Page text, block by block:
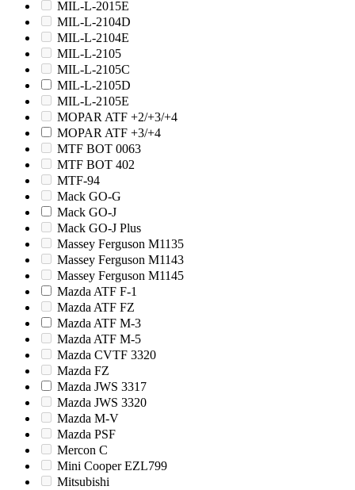
MIL-L-2015E
MIL-L-2104D
MIL-L-2104E
MIL-L-2105
MIL-L-2105C
MIL-L-2105D
MIL-L-2105E
MOPAR ATF +2/+3/+4
MOPAR ATF +3/+4
MTF BOT 0063
MTF BOT 402
MTF-94
Mack GO-G
Mack GO-J
Mack GO-J Plus
Massey Ferguson M1135
Massey Ferguson M1143
Massey Ferguson M1145
Mazda ATF F-1
Mazda ATF FZ
Mazda ATF M-3
Mazda ATF M-5
Mazda CVTF 3320
Mazda FZ
Mazda JWS 3317
Mazda JWS 3320
Mazda M-V
Mazda PSF
Mercon C
Mini Cooper EZL799
Mitsubishi